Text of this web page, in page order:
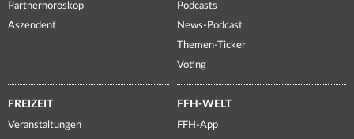
Partnerhoroskop
Aszendent
Podcasts
News-Podcast
Themen-Ticker
Voting
FREIZEIT
Veranstaltungen
FFH-WELT
FFH-App